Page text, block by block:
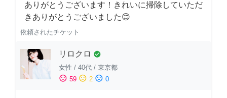
ありがとうございます！きれいに掃除していただ
きありがとうございました😊
依頼されたチケット
リロクロ check_circle
女性 / 40代 / 東京都
sentiment_satisfied 59 sentiment_neutral 2 sentiment_dissatisfied 0